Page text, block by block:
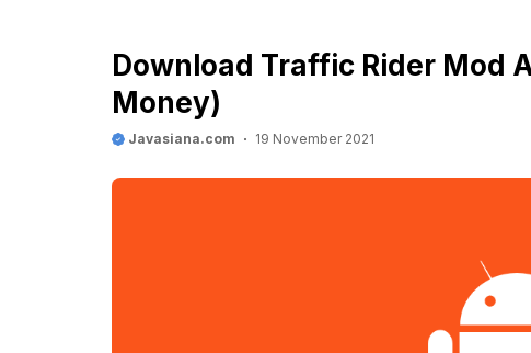
Download Traffic Rider Mod
Money)
Javasiana.com 19 November 2021